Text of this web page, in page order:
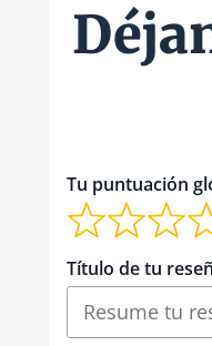
Tu puntuación
Título de tu